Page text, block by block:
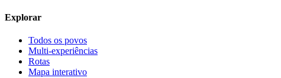
Explorar
Todos os povos
Multi-experiências
Rotas
Mapa interativo